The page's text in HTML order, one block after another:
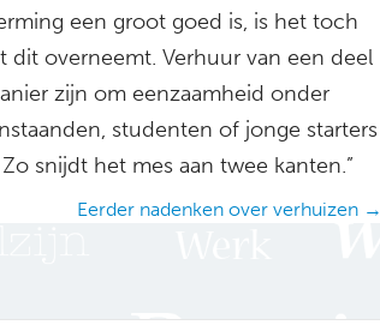
een groot goed is, is het toch
overneemt. Verhuur van een deel
zijn om eenzaamheid onder
studenten of jonge starters
snijdt het mes aan twee kanten.”
Eerder nadenken over verhuizen →